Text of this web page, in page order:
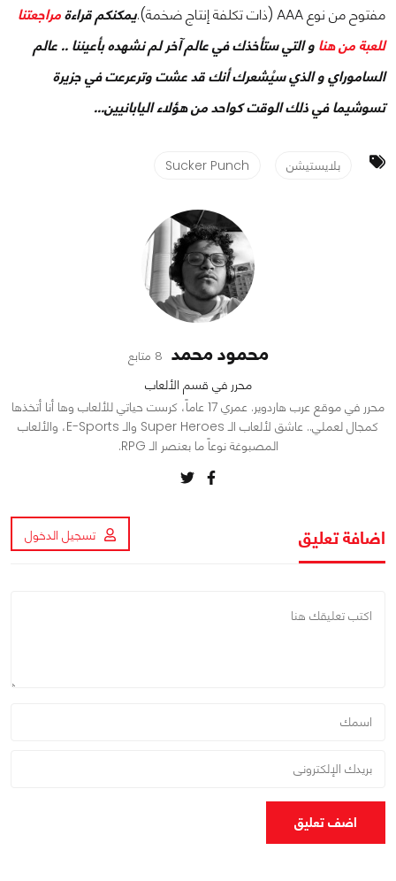
مفتوح من نوع AAA (ذات تكلفة إنتاج ضخمة). يمكنكم قراءةمراجعتنا
للعبة من هنا و التي ستأخذك في عالم آخر لم نشهده بأعيننا .. عالم
الساموراي و الذي سيُشعرك أنك قد عشت وترعرعت في جزيرة
تسوشيما في ذلك الوقت كواحد من هؤلاء اليابانيين...
بلايستيشن Sucker Punch
محمود محمد 8 متابع
محرر في قسم الألعاب
محرر في موقع عرب هاردوير. عمري 17 عاماً، كرست حياتي للألعاب وها أنا أتخذها
كمجال لعملي.. عاشق لألعاب الـ Super Heroes والـ E-Sports، والألعاب
المصبوغة نوعاً ما بعنصر الـ RPG.
اضافة تعليق تسجيل الدخول
اضف تعليق